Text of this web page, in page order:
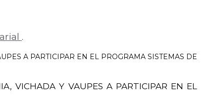
.
A PARTICIPAR EN EL PROGRAMA SISTEMAS DE
VICHADA Y VAUPES A PARTICIPAR EN EL